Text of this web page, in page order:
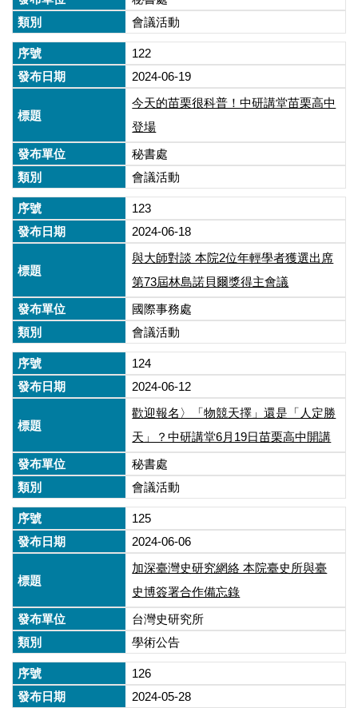
會議活動
122
2024-06-19
今天的苗栗很科普！中研講堂苗栗高中
登場
秘書處
會議活動
123
2024-06-18
與大師對談 本院2位年輕學者獲選出席
第73屆林島諾貝爾獎得主會議
國際事務處
會議活動
124
2024-06-12
歡迎報名〉「物競天擇」還是「人定勝
天」？中研講堂6月19日苗栗高中開講
秘書處
會議活動
125
2024-06-06
加深臺灣史研究網絡 本院臺史所與臺
史博簽署合作備忘錄
台灣史研究所
學術公告
126
2024-05-28